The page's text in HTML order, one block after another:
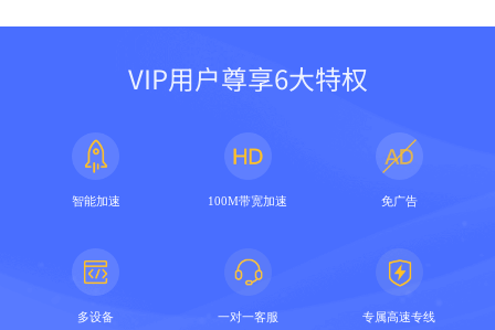
VIP用户尊享6大特权
智能加速 100M带宽加速 免广告
多设备 一对一客服 专属高速专线